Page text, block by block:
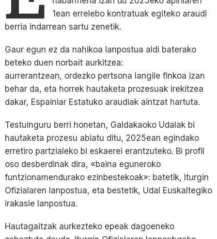
1ean errelebo kontratuak egiteko araudi
berria indarrean sartu zenetik.
Gaur egun ez da nahikoa lanpostua aldi baterako
beteko duen norbait aurkitzea:
aurrerantzean, ordezko pertsona langile finkoa izan
behar da, eta horrek hautaketa prozesuak irekitzea
dakar, Espainiar Estatuko araudiak aintzat hartuta.
Testuinguru berri honetan, Galdakaoko Udalak bi
hautaketa prozesu abiatu ditu, 2025ean egindako
erretiro partzialeko bi eskaerei erantzuteko. Bi profil
oso desberdinak dira, «baina eguneroko
funtzionamendurako ezinbestekoak»: batetik, Iturgin
Ofizialaren lanpostua, eta bestetik, Udal Euskaltegiko
irakasle lanpostua.
Hautagaitzak aurkezteko epeak dagoeneko